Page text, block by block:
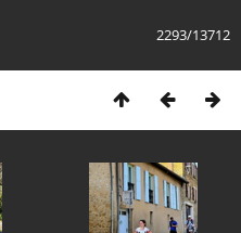
2293/13712